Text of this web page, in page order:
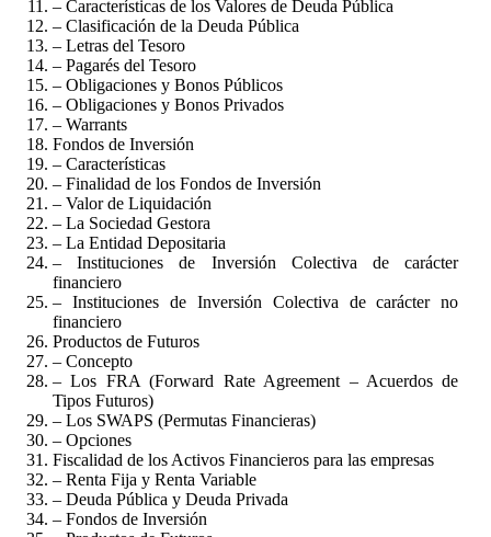
– Características de los Valores de Deuda Pública
– Clasificación de la Deuda Pública
– Letras del Tesoro
– Pagarés del Tesoro
– Obligaciones y Bonos Públicos
– Obligaciones y Bonos Privados
– Warrants
Fondos de Inversión
– Características
– Finalidad de los Fondos de Inversión
– Valor de Liquidación
– La Sociedad Gestora
– La Entidad Depositaria
– Instituciones de Inversión Colectiva de carácter
financiero
– Instituciones de Inversión Colectiva de carácter no
financiero
Productos de Futuros
– Concepto
– Los FRA (Forward Rate Agreement – Acuerdos de
Tipos Futuros)
– Los SWAPS (Permutas Financieras)
– Opciones
Fiscalidad de los Activos Financieros para las empresas
– Renta Fija y Renta Variable
– Deuda Pública y Deuda Privada
– Fondos de Inversión